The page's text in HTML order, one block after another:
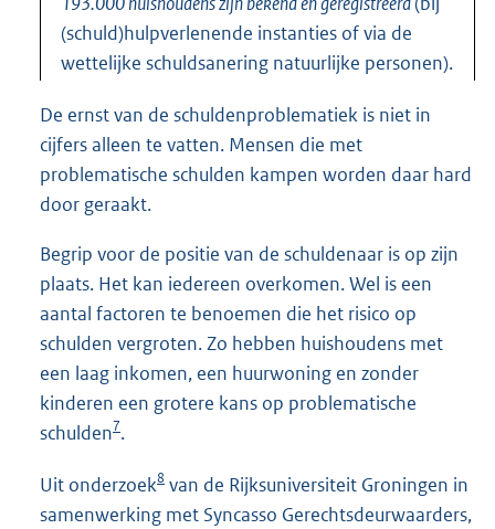
(schuld)hulpverlenende instanties of via de
wettelijke schuldsanering natuurlijke personen).
De ernst van de schuldenproblematiek is niet in
cijfers alleen te vatten. Mensen die met
problematische schulden kampen worden daar hard
door geraakt.
Begrip voor de positie van de schuldenaar is op zijn
plaats. Het kan iedereen overkomen. Wel is een
aantal factoren te benoemen die het risico op
schulden vergroten. Zo hebben huishoudens met
een laag inkomen, een huurwoning en zonder
kinderen een grotere kans op problematische
schulden7.
Uit onderzoek8 van de Rijksuniversiteit Groningen in
samenwerking met Syncasso Gerechtsdeurwaarders,